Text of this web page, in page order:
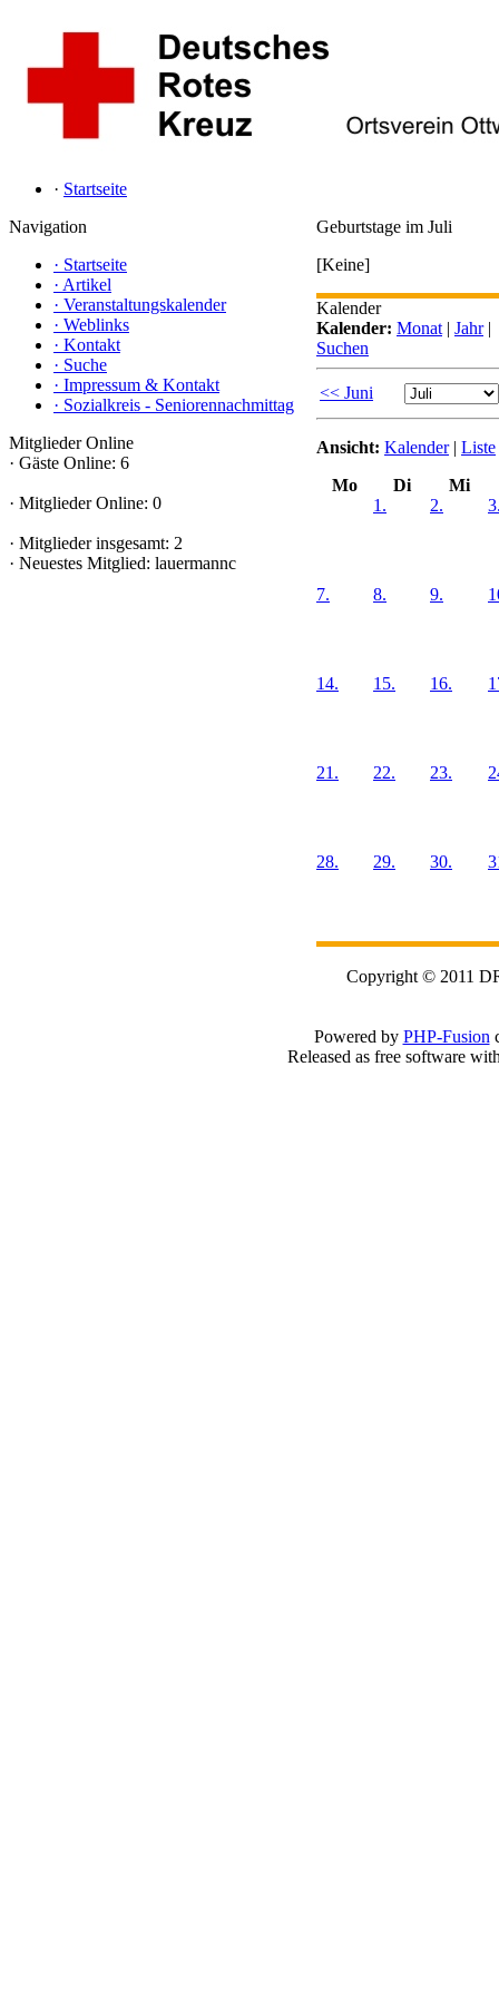
· Startseite
Navigation
· Startseite
· Artikel
· Veranstaltungskalender
· Weblinks
· Kontakt
· Suche
· Impressum & Kontakt
· Sozialkreis - Seniorennachmittag
Mitglieder Online
· Gäste Online: 6
· Mitglieder Online: 0
· Mitglieder insgesamt: 2
· Neuestes Mitglied: lauermannc
Geburtstage im Juli
[Keine]
Kalender
Kalender: Monat | Jahr|
Suchen
<< Juni
Ansicht: Kalender| Liste
Mo
Di
Mi
1.
2.
7. 8. 9.
14. 15. 16.
21. 22. 23.
28. 29. 30.
Copyright © 2011
Powered by PHP-Fusion
Released as free software